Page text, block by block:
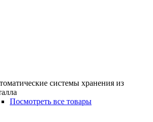
системы хранения из
Посмотреть все товары